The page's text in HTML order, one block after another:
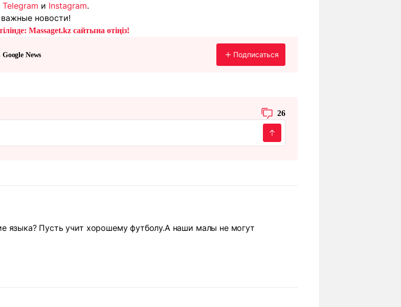
Telegram и Instagram.
новости!
Massaget.kz сайтына өтіңіз!
News Подписаться
26
языка? Пусть учит хорошему футболу.А наши малы не могут